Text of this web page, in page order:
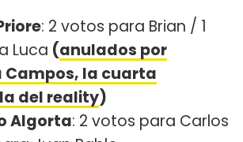
: 2 votos para Brian / 1
Luca (anulados por
Campos, la cuarta
del reality)
Algorta: 2 votos para Carlos